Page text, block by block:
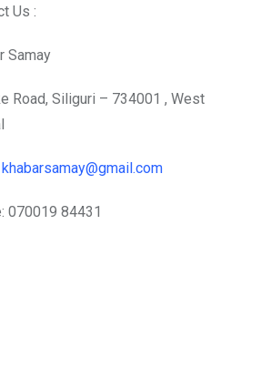
Us :
Samay
Road, Siliguri – 734001 , West
khabarsamay@gmail.com
070019 84431